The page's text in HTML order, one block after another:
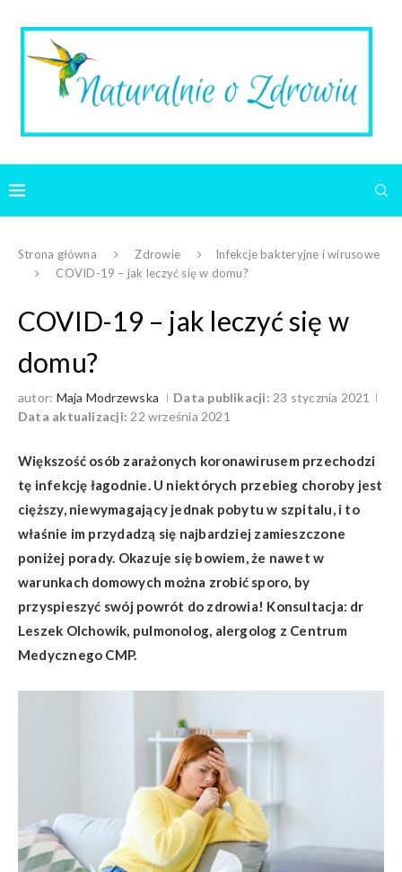
Strona główna Zdrowie
Infekcje bakteryjne i wirusowe
COVID-19 – jak leczyć się w domu?
COVID-19 – jak leczyć się w
domu?
autor: Maja Modrzewska Data publikacji: 23 stycznia 2021
Data aktualizacji: 22 września 2021
Większość osób zarażonych koronawirusem przechodzi
tę infekcję łagodnie. U niektórych przebieg choroby jest
cięższy, niewymagający jednak pobytu w szpitalu, i to
właśnie im przydadzą się najbardziej zamieszczone
poniżej porady. Okazuje się bowiem, że nawet w
warunkach domowych można zrobić sporo, by
przyspieszyć swój powrót do zdrowia! Konsultacja: dr
Leszek Olchowik, pulmonolog, alergolog z Centrum
Medycznego CMP.